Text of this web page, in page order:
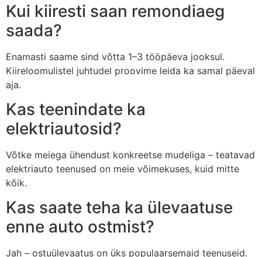
Kui kiiresti saan remondiaeg
saada?
Enamasti saame sind võtta 1–3 tööpäeva jooksul.
Kiireloomulistel juhtudel proovime leida ka samal päeval
aja.
Kas teenindate ka
elektriautosid?
Võtke meiega ühendust konkreetse mudeliga – teatavad
elektriauto teenused on meie võimekuses, kuid mitte
kõik.
Kas saate teha ka ülevaatuse
enne auto ostmist?
Jah – ostuülevaatus on üks populaarsemaid teenuseid.